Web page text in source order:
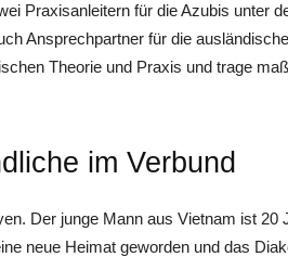
Praxisanleitern für die Azubis unter
Ansprechpartner für die
Theorie und Praxis und trage
im Verbund
Der junge Mann aus Vietnam ist 20
neue Heimat geworden und das